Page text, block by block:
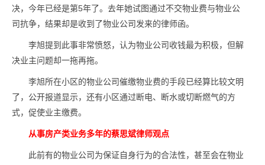
决，今年已经是第5年了。去年她试图通过不交物业费与物业公
司抗争，结果却是收到了物业公司发来的律师函。
李旭提到此事非常愤怒，认为物业公司收钱最为积极，但解
决业主问题却一拖再拖。
李旭所在小区的物业公司催缴物业费的手段已经算比较文明
了，公开报道显示，还有小区通过断电、断水或切断燃气的方
式，促使业主缴费。
从事房产类业务多年的蔡思斌律师观点
此前有的物业公司为保证自身行为的合法性，甚至会在物业